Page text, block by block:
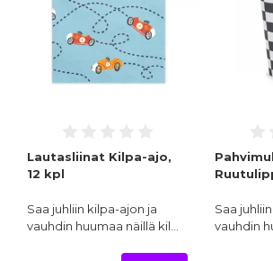
Lautasliinat Kilpa-ajo,
12 kpl
Saa juhliin kilpa-ajon ja
vauhdin huumaa näillä kil…
Saa
vauhdin